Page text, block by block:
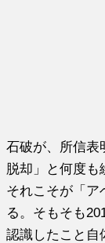
石破が、所信表
脱却」と何度も
それこそが「ア
る。そもそも
認識したこと自